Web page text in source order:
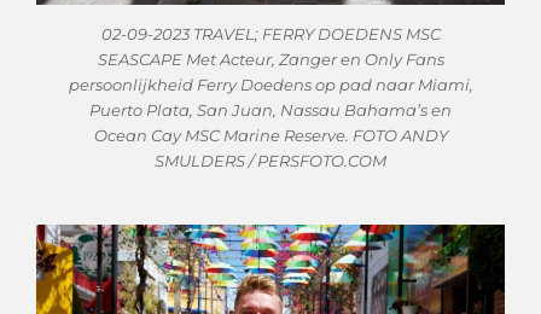
02-09-2023 TRAVEL; FERRY DOEDENS MSC
SEASCAPE Met Acteur, Zanger en Only Fans
persoonlijkheid Ferry Doedens op pad naar Miami,
Puerto Plata, San Juan, Nassau Bahama’s en
Ocean Cay MSC Marine Reserve. FOTO ANDY
SMULDERS / PERSFOTO.COM